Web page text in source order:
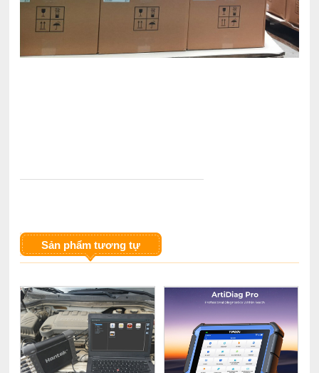
Sản phẩm tương tự